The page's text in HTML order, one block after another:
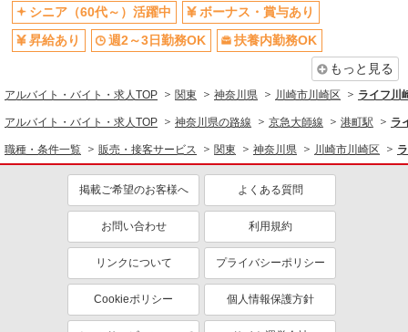
シニア（60代～）活躍中
ボーナス・賞与あり
昇給あり
週2～3日勤務OK
扶養内勤務OK
もっと見る
アルバイト・バイト・求人TOP 関東 神奈川県 川崎市川崎区 ライフ川
アルバイト・バイト・求人TOP 神奈川県の路線 京急大師線 港町駅 ラ
職種・条件一覧 販売・接客サービス 関東 神奈川県 川崎市川崎区
掲載ご希望のお客様へ よくある質問
お問い合わせ 利用規約
リンクについて プライバシーポリシー
Cookieポリシー 個人情報保護方針